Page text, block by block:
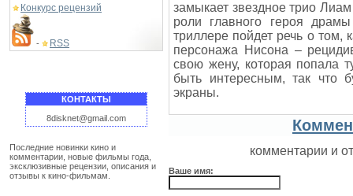
Конкурс рецензий
- RSS
КОНТАКТЫ
8disknet@gmail.com
Последние новинки кино и
комментарии, новые фильмы года,
эксклюзивные рецензии, описания и
отзывы к кино-фильмам.
замыкает звездное трио
роли главного героя
триллере пойдет речь о том,
персонажа Нисона –
свою жену, которая попала
быть интересным, так что
экраны.
комментарии и
Ваше имя: